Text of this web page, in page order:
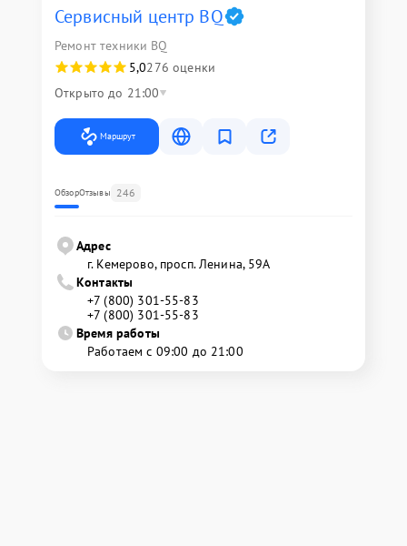
Сервисный центр BQ
Ремонт техники BQ
5,0276 оценки
Открыто до 21:00
Маршрут
ОбзорОтзывы 246
Адрес
г. Кемерово, просп. Ленина, 59А
Контакты
+7 (800) 301-55-83
+7 (800) 301-55-83
Время работы
Работаем с 09:00 до 21:00